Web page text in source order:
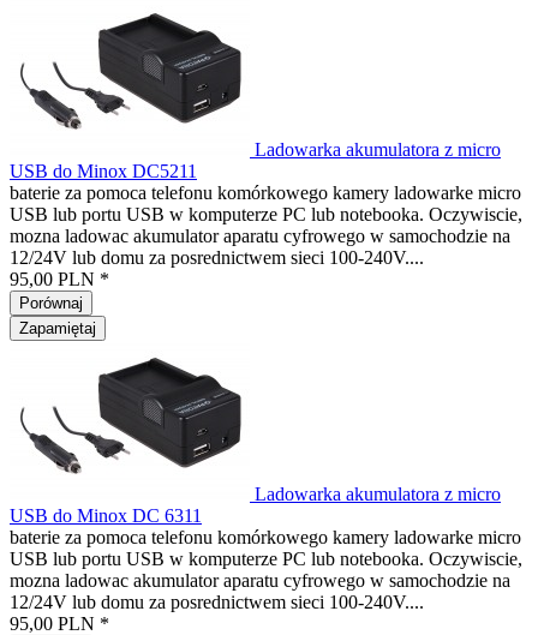
Ladowarka akumulatora z micro
USB do Minox DC5211
baterie za pomoca telefonu komórkowego kamery ladowarke micro
USB lub portu USB w komputerze PC lub notebooka. Oczywiscie,
mozna ladowac akumulator aparatu cyfrowego w samochodzie na
12/24V lub domu za posrednictwem sieci 100-240V....
95,00 PLN *
Porównaj
Zapamiętaj
Ladowarka akumulatora z micro
USB do Minox DC 6311
baterie za pomoca telefonu komórkowego kamery ladowarke micro
USB lub portu USB w komputerze PC lub notebooka. Oczywiscie,
mozna ladowac akumulator aparatu cyfrowego w samochodzie na
12/24V lub domu za posrednictwem sieci 100-240V....
95,00 PLN *